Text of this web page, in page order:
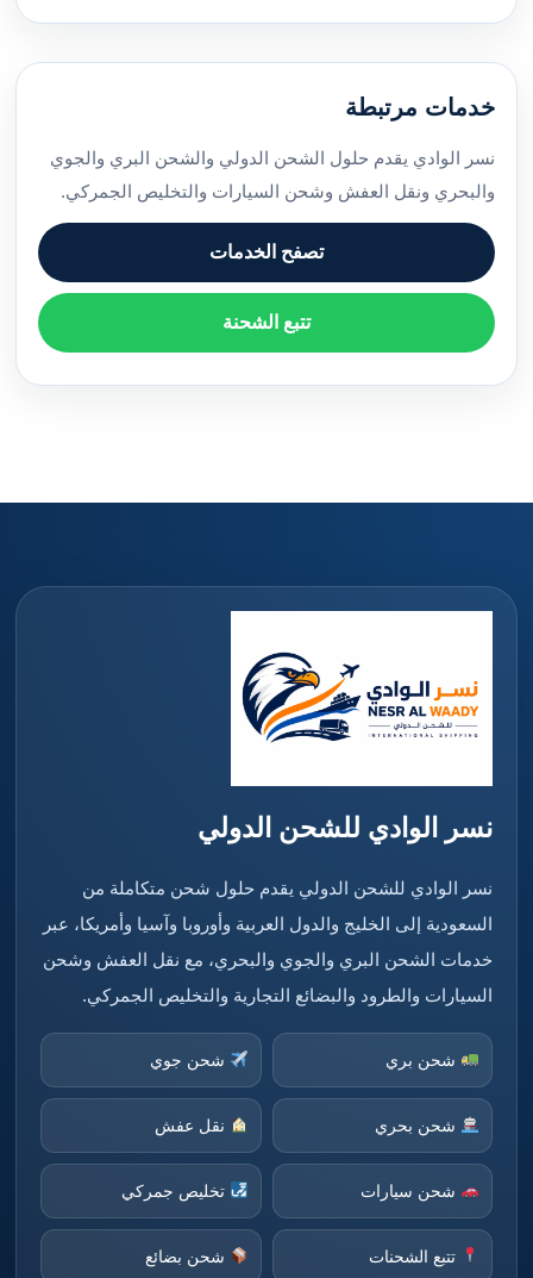
خدمات مرتبطة
نسر الوادي يقدم حلول الشحن الدولي والشحن البري والجوي
والبحري ونقل العفش وشحن السيارات والتخليص الجمركي.
تصفح الخدمات
تتبع الشحنة
نسر الوادي للشحن الدولي
نسر الوادي للشحن الدولي يقدم حلول شحن متكاملة من
السعودية إلى الخليج والدول العربية وأوروبا وآسيا وأمريكا، عبر
خدمات الشحن البري والجوي والبحري، مع نقل العفش وشحن
السيارات والطرود والبضائع التجارية والتخليص الجمركي.
شحن بري شحن جوي
شحن بحري نقل عفش
شحن سيارات تخليص جمركي
تتبع الشحنات شحن بضائع